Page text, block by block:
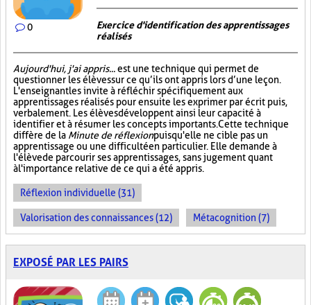
0
Exercice d'identification des apprentissages
réalisés
Aujourd'hui, j'ai appris...est une technique qui permet de
questionner les élèves sur ce qu’ils ont appris lors d’une leçon.
L'enseignant les invite à réfléchir spécifiquement aux
apprentissages réalisés pour ensuite les exprimer par écrit puis,
verbalement. Les élèves développent ainsi leur capacité à
identifier et à résumer les concepts importants. Cette technique
diffère de la Minute de réflexionpuisqu'elle ne cible pas un
apprentissage ou une difficulté en particulier. Elle demande à
l'élève de parcourir ses apprentissages, sans jugement quant
à l'importance relative de ce qui a été appris.
Réflexion individuelle (31)
Valorisation des connaissances (12) Métacognition (7)
EXPOSÉ PAR LES PAIRS